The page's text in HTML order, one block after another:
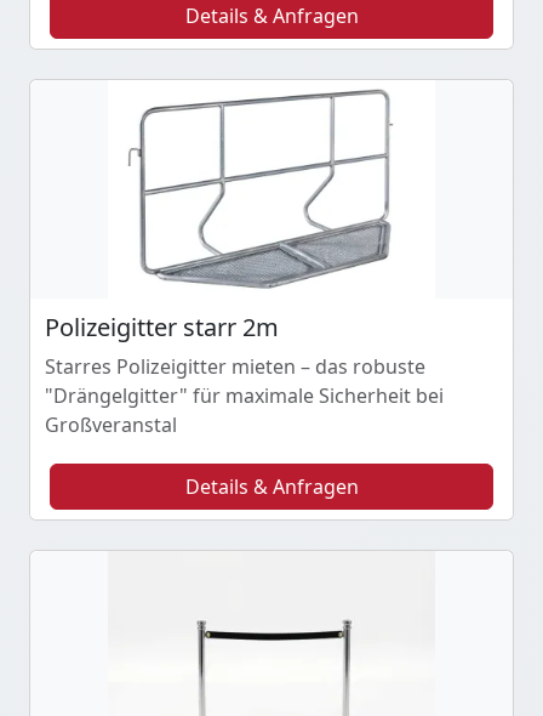
Details & Anfragen
Polizeigitter starr 2m
Starres Polizeigitter mieten – das robuste
"Drängelgitter" für maximale Sicherheit bei
Großveranstal
Details & Anfragen